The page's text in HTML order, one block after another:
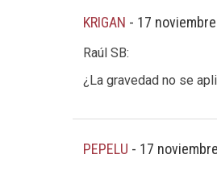
KRIGAN - 17
Raúl SB:
¿La gravedad no se
PEPELU - 17